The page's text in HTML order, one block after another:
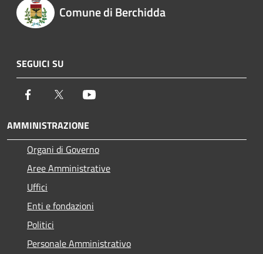
Comune di Berchidda
SEGUICI SU
Facebook Twitter
AMMINISTRAZIONE
Organi di Governo
Aree Amministrative
Uffici
Enti e fondazioni
Politici
Personale Amministrativo